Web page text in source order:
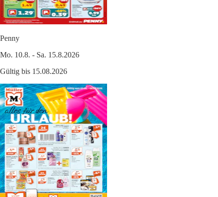
Penny
Mo. 10.8. - Sa. 15.8.2026
Gültig bis 15.08.2026